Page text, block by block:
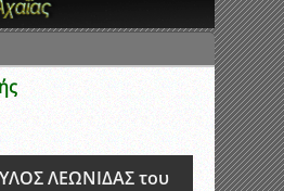
ΛΕΩΝΙΔΑΣ του